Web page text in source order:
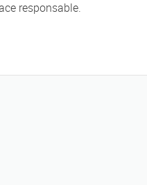
responsable.